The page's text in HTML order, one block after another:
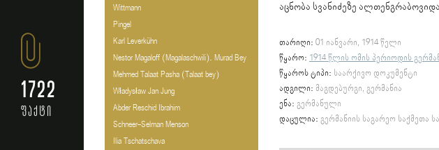
1722
ფაქტი
Wittmann
Pingel
Karl Leverkühn
Nestor Magaloff (Magalaschwili). Murad Bey
Mehmed Talaat Pasha (Talaat bey)
Władysław Jan Jung
Abder Reschid Ibrahim
Schneer-Selman Menson
Ilia Tschatschava
აცნობა სვანიძეზე
თარიღი: 01 იანვარი, 1914 წელი
წყარო: 1914 წლის ომის პერიოდის
წყაროს ტიპი: საარქივო დოკუმენტი
ადგილი: მაგდებურგი, გერმანია
ენა: გერმანული
დაცულია: გერმანიის საგარეო საქმეთა